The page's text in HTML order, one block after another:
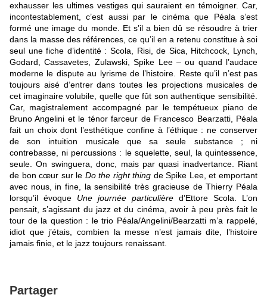
exhausser les ultimes vestiges qui sauraient en témoigner. Car,
incontestablement, c’est aussi par le cinéma que Péala s’est
formé une image du monde. Et s’il a bien dû se résoudre à trier
dans la masse des références, ce qu’il en a retenu constitue à soi
seul une fiche d’identité : Scola, Risi, de Sica, Hitchcock, Lynch,
Godard, Cassavetes, Zulawski, Spike Lee – ou quand l’audace
moderne le dispute au lyrisme de l’histoire. Reste qu’il n’est pas
toujours aisé d’entrer dans toutes les projections musicales de
cet imaginaire volubile, quelle que fût son authentique sensibilité.
Car, magistralement accompagné par le tempétueux piano de
Bruno Angelini et le ténor farceur de Francesco Bearzatti, Péala
fait un choix dont l’esthétique confine à l’éthique : ne conserver
de son intuition musicale que sa seule substance ; ni
contrebasse, ni percussions : le squelette, seul, la quintessence,
seule. On swinguera, donc, mais par quasi inadvertance. Riant
de bon cœur sur le Do the right thing de Spike Lee, et emportant
avec nous, in fine, la sensibilité très gracieuse de Thierry Péala
lorsqu’il évoque Une journée particulière d’Ettore Scola. L’on
pensait, s’agissant du jazz et du cinéma, avoir à peu près fait le
tour de la question : le trio Péala/Angelini/Bearzatti m’a rappelé,
idiot que j’étais, combien la messe n’est jamais dite, l’histoire
jamais finie, et le jazz toujours renaissant.
Partager